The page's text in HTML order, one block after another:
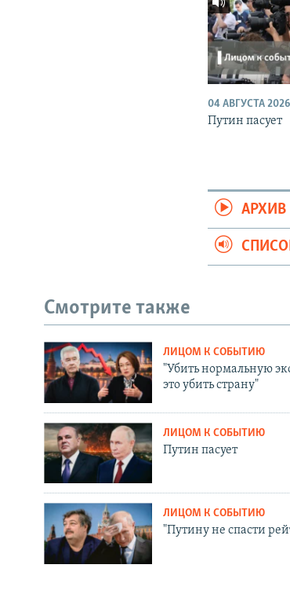
04 АВГУСТА 2026
Путин пасует
Смотрите также
ЛИЦОМ К СОБЫТИЮ
"Убить нормальную
это убить страну"
ЛИЦОМ К СОБЫТИЮ
Путин пасует
ЛИЦОМ К СОБЫТИЮ
"Путину не спасти